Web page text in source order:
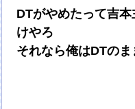
DTがやめたって吉
けやろ
それなら俺はDTの